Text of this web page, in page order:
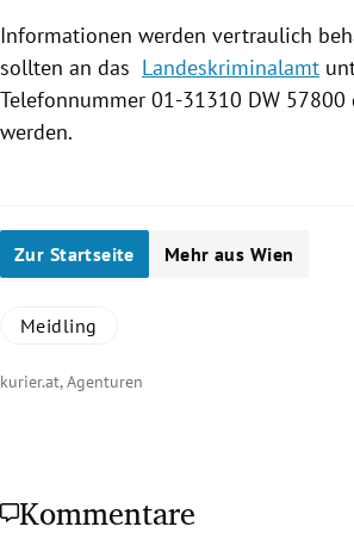
Informationen werden vertraulich
sollten an das Landeskriminalamt
Telefonnummer 01-31310 DW 57800
werden.
Zur Startseite Mehr aus Wien
Meidling
kurier.at, Agenturen
Kommentare